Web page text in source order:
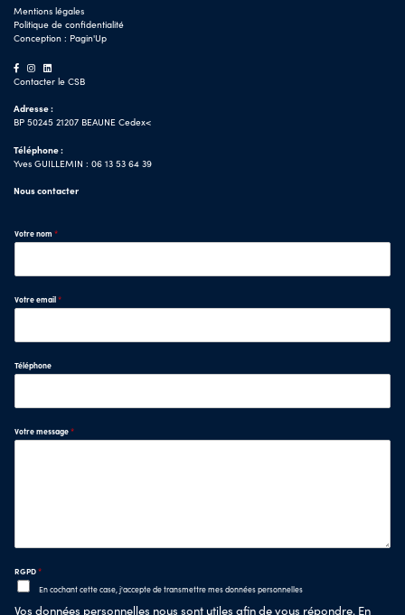
Mentions légales
Politique de confidentialité
Conception : Pagin'Up
Contacter le CSB
Adresse :
BP 50245 21207 BEAUNE Cedex<
Téléphone :
Yves GUILLEMIN : 06 13 53 64 39
Nous contacter
Votre nom *
Votre email*
Téléphone
Votre message*
RGPD*
En cochant cette case, j'accepte de transmettre mes données personnelles
Vos données personnelles nous sont utiles afin de vous répondre. En